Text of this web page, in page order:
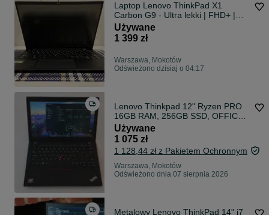
Laptop Lenovo ThinkPad X1
Carbon G9 - Ultra lekki | FHD+ |
Dotykowy | 16/256 | i5-11357G |
Bateria ~100% | Ładowarka |
Gwarancja
Używane
1 399 zł
Warszawa, Mokotów
Odświeżono dzisiaj o 04:17
Lenovo Thinkpad 12" Ryzen PRO
16GB RAM, 256GB SSD, OFFICE
2021, AMD Radeon
Używane
1 075 zł
1 128,44 zł z Pakietem Ochronnym
Warszawa, Mokotów
Odświeżono dnia 07 sierpnia 2026
Metalowy Lenovo ThinkPad 14" i7